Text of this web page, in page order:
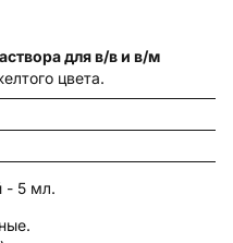
для в/в и в/м
цвета.
- 5 мл.